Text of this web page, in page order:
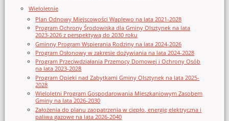
Wieloletnie
Plan Odnowy Miejscowości Waplewo na lata 2021-2028
Program Ochrony Środowiska dla Gminy Olsztynek na lata
2023-2026 z perspektywą do 2030 roku
Gminny Program Wspierania Rodziny na lata 2024-2026
Program Osłonowy w zakresie dożywiania na lata 2024-2028
Program Przeciwdziałania Przemocy Domowej i Ochrony Osób
na lata 2023-2028
Program Opieki nad Zabytkami Gminy Olsztynek na lata 2025-
2028
Wieloletni Program Gospodarowania Mieszkaniowym Zasobem
Gminy na lata 2026-2030
Założenia do planu zaopatrzenia w ciepło, energię elektryczna i
paliwa gazowe na lata 2026-2040